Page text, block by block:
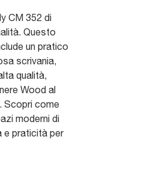
CM 352 di
Questo
un pratico
scrivania,
qualità,
Wood al
Scopri come
moderni di
e praticità per